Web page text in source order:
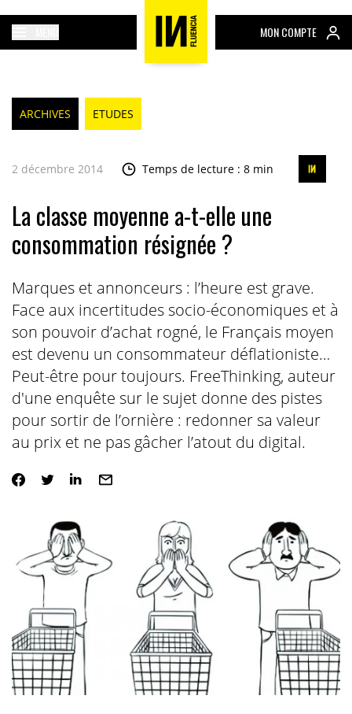
MON COMPTE
ARCHIVES ETUDES
2 décembre 2014 Temps de lecture : 8 min
La classe moyenne a-t-elle une
consommation résignée ?
Marques et annonceurs : l’heure est grave.
Face aux incertitudes socio-économiques et à
son pouvoir d’achat rogné, le Français moyen
est devenu un consommateur déflationiste…
Peut-être pour toujours. FreeThinking, auteur
d'une enquête sur le sujet donne des pistes
pour sortir de l’ornière : redonner sa valeur
au prix et ne pas gâcher l’atout du digital.